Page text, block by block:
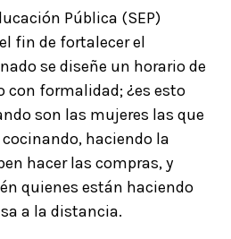
Pública (SEP)
fin de fortalecer el
se diseñe un horario de
con formalidad; ¿es esto
son las mujeres las que
haciendo la
hacer las compras, y
quienes están haciendo
a la distancia.